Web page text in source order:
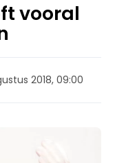
vooral
2018, 09:00